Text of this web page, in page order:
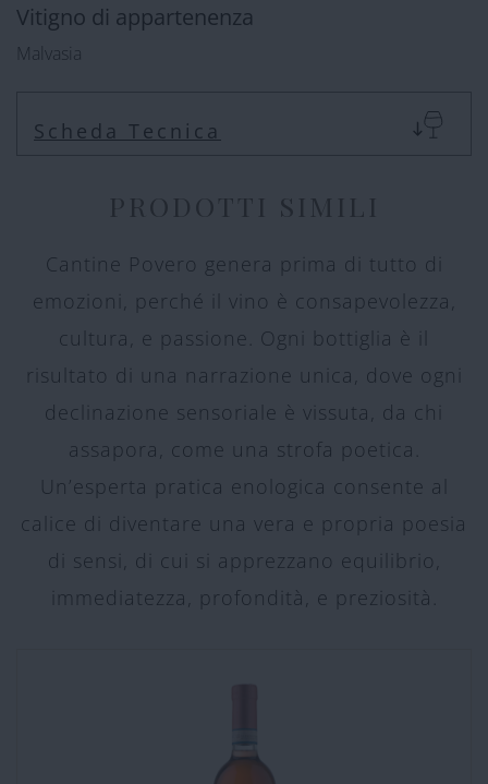
Vitigno di appartenenza
Malvasia
Scheda Tecnica
PRODOTTI SIMILI
Cantine Povero genera prima di tutto di
emozioni, perché il vino è consapevolezza,
cultura, e passione. Ogni bottiglia è il
risultato di una narrazione unica, dove ogni
declinazione sensoriale è vissuta, da chi
assapora, come una strofa poetica.
Un’esperta pratica enologica consente al
calice di diventare una vera e propria poesia
di sensi, di cui si apprezzano equilibrio,
immediatezza, profondità, e preziosità.